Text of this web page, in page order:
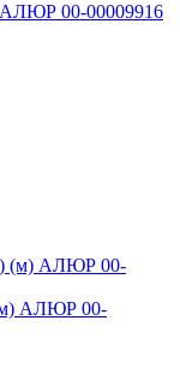
00-00009916
АЛЮР 00-